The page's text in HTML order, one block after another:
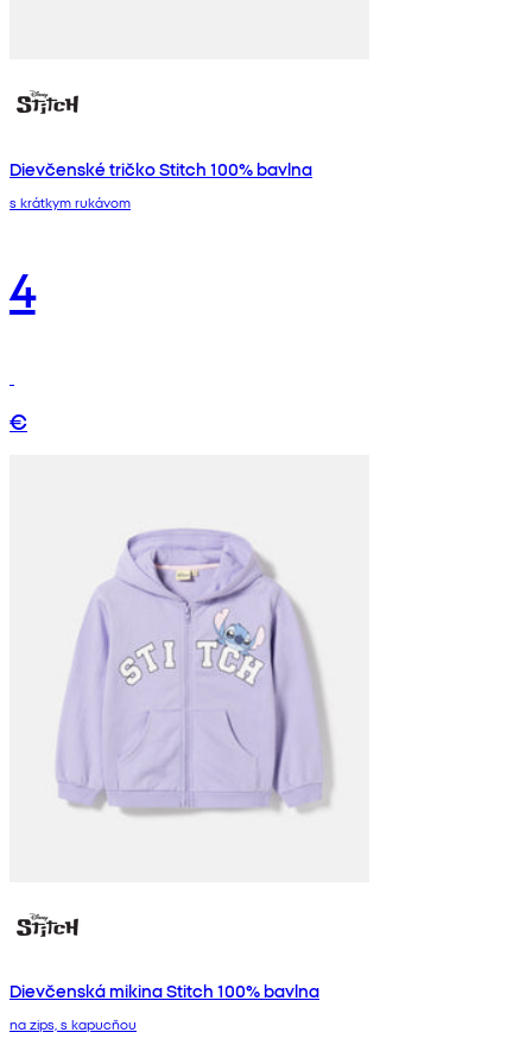
Dievčenské tričko Stitch 100% bavlna
s krátkym rukávom
4
€
Dievčenská mikina Stitch 100% bavlna
na zips, s kapucňou